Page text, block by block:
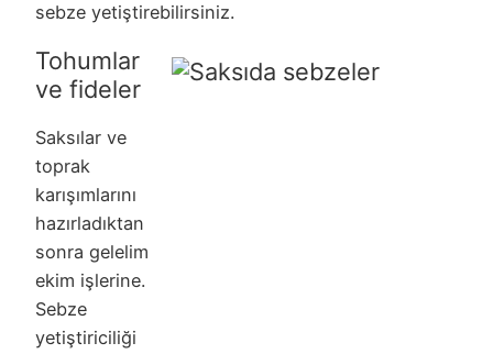
sebze yetiştirebilirsiniz.
Tohumlar
ve fideler
Saksılar ve
toprak
karışımlarını
hazırladıktan
sonra gelelim
ekim işlerine.
Sebze
yetiştiriciliği